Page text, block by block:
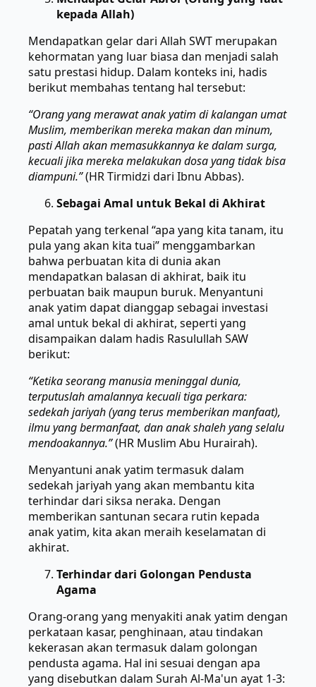
kepada Allah)
Mendapatkan gelar dari Allah SWT merupakan
kehormatan yang luar biasa dan menjadi salah
satu prestasi hidup. Dalam konteks ini, hadis
berikut membahas tentang hal tersebut:
“Orang yang merawat anak yatim di kalangan umat
Muslim, memberikan mereka makan dan minum,
pasti Allah akan memasukkannya ke dalam surga,
kecuali jika mereka melakukan dosa yang tidak bisa
diampuni.”(HR Tirmidzi dari Ibnu Abbas).
Sebagai Amal untuk Bekal di Akhirat
Pepatah yang terkenal “apa yang kita tanam, itu
pula yang akan kita tuai” menggambarkan
bahwa perbuatan kita di dunia akan
mendapatkan balasan di akhirat, baik itu
perbuatan baik maupun buruk. Menyantuni
anak yatim dapat dianggap sebagai investasi
amal untuk bekal di akhirat, seperti yang
disampaikan dalam hadis Rasulullah SAW
berikut:
“Ketika seorang manusia meninggal dunia,
terputuslah amalannya kecuali tiga perkara:
sedekah jariyah (yang terus memberikan manfaat),
ilmu yang bermanfaat, dan anak shaleh yang selalu
mendoakannya.”(HR Muslim Abu Hurairah).
Menyantuni anak yatim termasuk dalam
sedekah jariyah yang akan membantu kita
terhindar dari siksa neraka. Dengan
memberikan santunan secara rutin kepada
anak yatim, kita akan meraih keselamatan di
akhirat.
Terhindar dari Golongan Pendusta
Agama
Orang-orang yang menyakiti anak yatim dengan
perkataan kasar, penghinaan, atau tindakan
kekerasan akan termasuk dalam golongan
pendusta agama. Hal ini sesuai dengan apa
yang disebutkan dalam Surah Al-Ma'un ayat 1-3: